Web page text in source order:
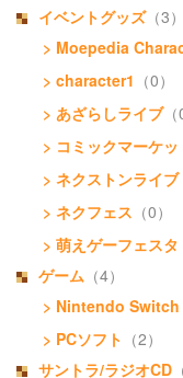
イベントグッズ（3）
> Moepedia
> character1 （0）
> あざらしライブ（
> コミックマーケッ
> ネクストンライブ
> ネクフェス （0）
> 萌えゲーフェスタ
ゲーム （4）
> Nintendo Switch
> PCソフト （2）
サントラ/ラジオCD